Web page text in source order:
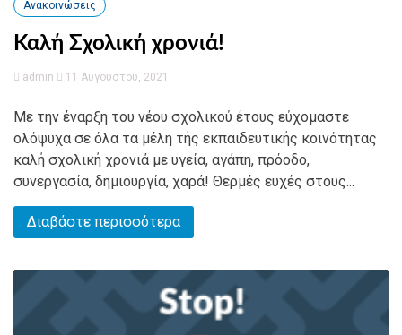
Ανακοινώσεις
Καλή Σχολική χρονιά!
admin 11 Αυγούστου, 2021
Με την έναρξη του νέου σχολικού έτους εύχομαστε
ολόψυχα σε όλα τα μέλη τής εκπαιδευτικής κοινότητας
καλή σχολική χρονιά με υγεία, αγάπη, πρόοδο,
συνεργασία, δημιουργία, χαρά! Θερμές ευχές στους...
Διαβάστε περισσότερα